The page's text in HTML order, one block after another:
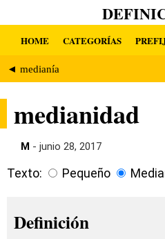
HOME CATEGORÍAS
◄ medianía
medianidad
M - junio 28, 2017
Texto: Pequeño
Definición